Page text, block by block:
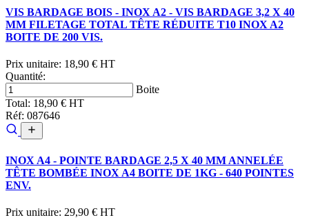
VIS BARDAGE BOIS - INOX A2 - VIS BARDAGE 3,2 X 40
MM FILETAGE TOTAL TÊTE RÉDUITE T10 INOX A2
BOITE DE 200 VIS.
Prix unitaire: 18,90 € HT
Quantité:
Boite
Total: 18,90 € HT
Réf: 087646
INOX A4 - POINTE BARDAGE 2,5 X 40 MM ANNELÉE
TÊTE BOMBÉE INOX A4 BOITE DE 1KG - 640 POINTES
ENV.
Prix unitaire: 29,90 € HT